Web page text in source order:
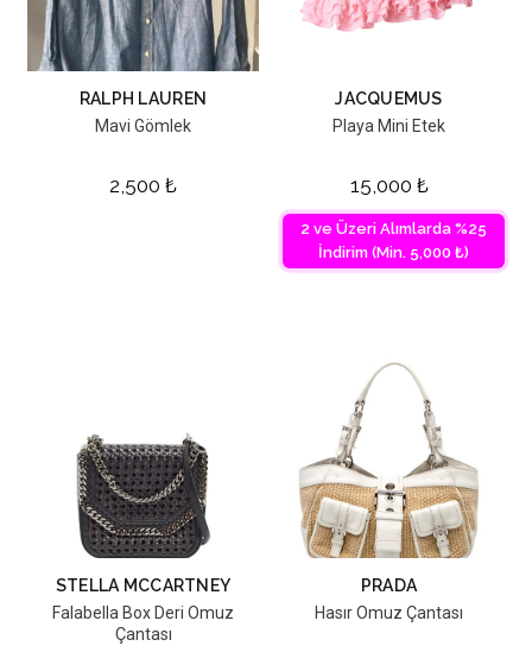
RALPH LAUREN
Mavi Gömlek
2,500 ₺
JACQUEMUS
Playa Mini Etek
15,000 ₺
2 ve Üzeri Alımlarda %25
İndirim (Min. 5,000 ₺)
STELLA MCCARTNEY
Falabella Box Deri Omuz
Çantası
PRADA
Hasır Omuz Çantası